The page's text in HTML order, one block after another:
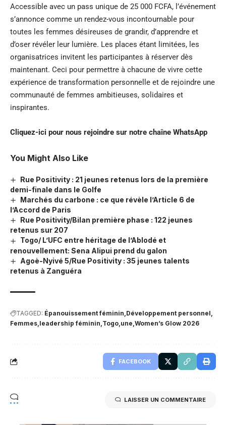
Accessible avec un pass unique de 25 000 FCFA, l’événement
s’annonce comme un rendez-vous incontournable pour
toutes les femmes désireuses de grandir, d’apprendre et
d’oser révéler leur lumière. Les places étant limitées, les
organisatrices invitent les participantes à réserver dès
maintenant. Ceci pour permettre à chacune de vivre cette
expérience de transformation personnelle et de rejoindre une
communauté de femmes ambitieuses, solidaires et
inspirantes.
Cliquez-ici pour nous rejoindre sur notre chaîne WhatsApp
You Might Also Like
Rue Positivity : 21 jeunes retenus lors de la première
demi-finale dans le Golfe
Marchés du carbone : ce que révèle l’Article 6 de
l’Accord de Paris
Rue Positivity/Bilan première phase : 122 jeunes
retenus sur 207
Togo/ L’UFC entre héritage de l’Ablodé et
renouvellement: Sena Alipui prend du galon
Agoè-Nyivé 5/Rue Positivity : 35 jeunes talents
retenus à Zanguéra
TAGGED: Épanouissement féminin Développement personnel
Femmes leadership féminin Togo une Women’s Glow 2026
FACEBOOK
LAISSER UN COMMENTAIRE